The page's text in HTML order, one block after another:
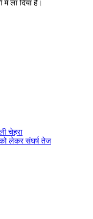
ला दिया है।
चेहरा
को लेकर संघर्ष तेज